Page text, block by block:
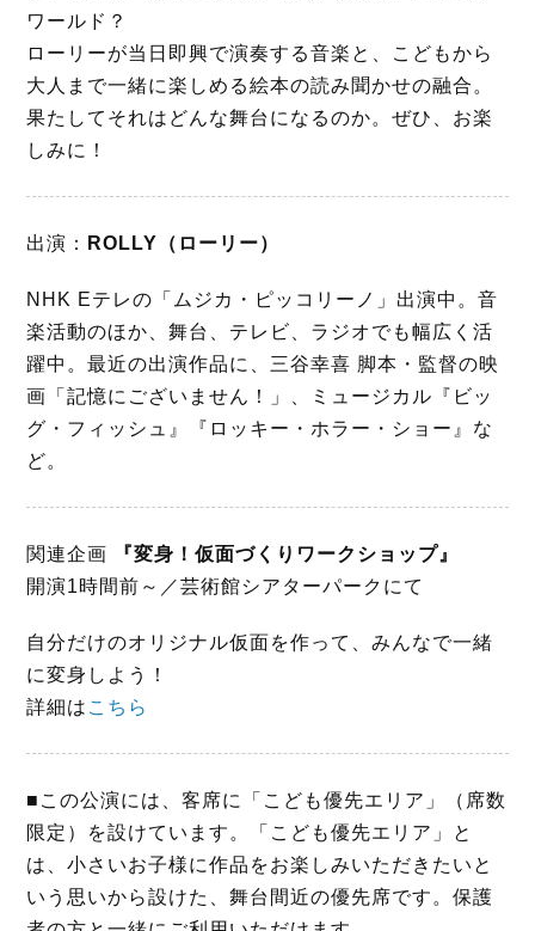
ワールド？
ローリーが当日即興で演奏する音楽と、こどもから
大人まで一緒に楽しめる絵本の読み聞かせの融合。
果たしてそれはどんな舞台になるのか。ぜひ、お楽
しみに！
出演： ROLLY（ローリー）
NHK Eテレの「ムジカ・ピッコリーノ」出演中。音
楽活動のほか、舞台、テレビ、ラジオでも幅広く活
躍中。最近の出演作品に、三谷幸喜 脚本・監督の映
画「記憶にございません！」、ミュージカル『ビッ
グ・フィッシュ』『ロッキー・ホラー・ショー』な
ど。
関連企画 『変身！仮面づくりワークショップ 』
開演1時間前～／芸術館シアターパークにて
自分だけのオリジナル仮面を作って、みんなで一緒
に変身しよう！
詳細は こちら
■この公演には、客席に「こども優先エリア」（席数
限定）を設けています。「こども優先エリア」と
は、小さいお子様に作品をお楽しみいただきたいと
いう思いから設けた、舞台間近の優先席です。保護